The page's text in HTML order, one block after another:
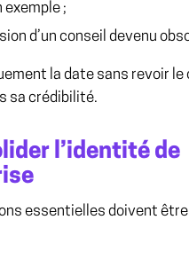
exemple ;
d’un conseil devenu
la date sans revoir le
sa crédibilité.
l’identité de
essentielles doivent être